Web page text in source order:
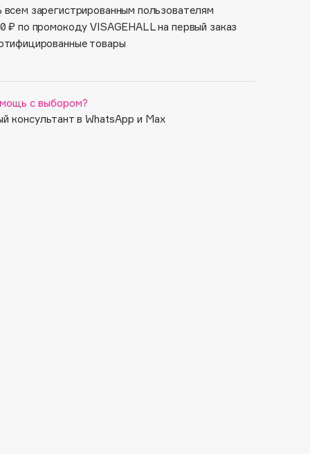
всем зарегистрированным пользователям
₽ по промокоду VISAGEHALL на первый заказ
товары
с выбором?
консультант в WhatsApp и Max